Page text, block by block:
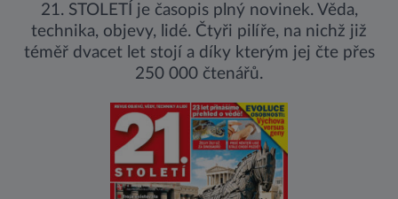
21. STOLETÍ je časopis plný novinek. Věda,
technika, objevy, lidé. Čtyři pilíře, na nichž již
téměř dvacet let stojí a díky kterým jej čte přes
250 000 čtenářů.